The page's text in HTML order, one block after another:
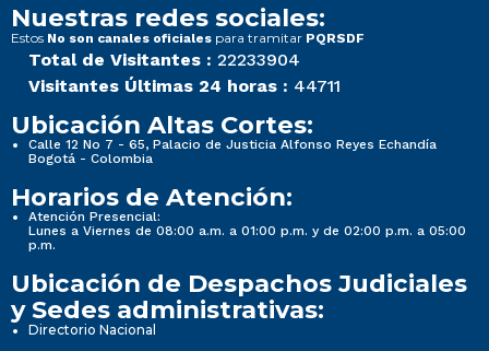
Nuestras redes sociales:
Estos No son canales oficiales para tramitar PQRSDF
Total de Visitantes : 22233904
Visitantes Últimas 24 horas : 44711
Ubicación Altas Cortes:
Calle 12 No 7 - 65, Palacio de Justicia Alfonso Reyes Echandía
Bogotá - Colombia
Horarios de Atención:
Atención Presencial:
Lunes a Viernes de 08:00 a.m. a 01:00 p.m. y de 02:00 p.m. a 05:00
p.m.
Ubicación de Despachos Judiciales
y Sedes administrativas:
Directorio Nacional